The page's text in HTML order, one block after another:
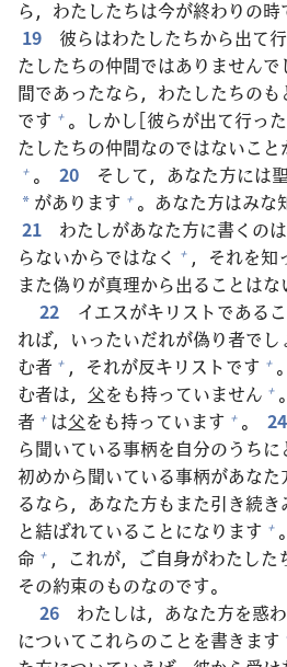
ら，わたしたちは今が終わりの時
19
彼らはわたしたちから出て行
たしたちの仲間ではありませんで
間であったなら，わたしたちの
です + 。しかし[彼らが出て行っ
たしたちの仲間なのではないこと
+ 。 20 そして，あなた方には聖
* があります + 。あなた方はみな
21
わたしがあなた方に書くの
らないからではなく + ，それを知
また偽りが真理から出ることは
22
イエスがキリストである
れば，いったいだれが偽り者でし
む者 + ，それが反キリストです + 。
む者は， 父をも持っていません +
者 + は父をも持っています + 。 24
ら聞いている事柄を自分のうちに
初めから聞いている事柄があなた
るなら，あなた方もまた引き続き
と結ばれていることになります + 。
命 + ，これが，ご自身がわたした
その約束のものなのです。
26
わたしは，あなた方を惑
についてこれらのことを書きます